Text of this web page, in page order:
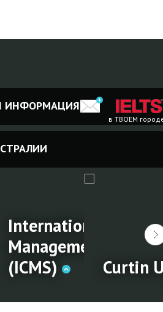
ИНФОРМАЦИЯ
в ТВОЕМ
Brisbane
International
Management,
(ICMS)
Curtin